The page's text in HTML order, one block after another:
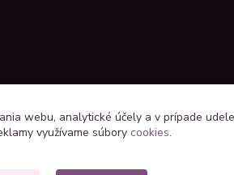
webu, analytické účely a v prípade
využívame súbory cookies.